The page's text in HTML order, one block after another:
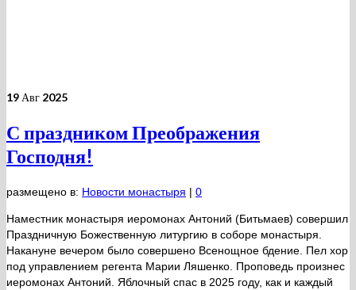
19 Авг 2025
С праздником Преображения
Господня!
размещено в: Новости монастыря | 0
Наместник монастыря иеромонах Антоний (Битьмаев) совершил
Праздничную Божественную литургию в соборе монастыря.
Накануне вечером было совершено Всенощное бдение. Пел хор
под управлением регента Марии Ляшенко. Проповедь произнес
иеромонах Антоний. Яблочный спас в 2025 году, как и каждый